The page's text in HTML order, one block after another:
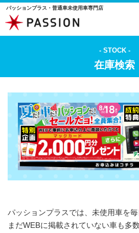
パッションプラス・普通車未使用車専門店
STOCK
在庫検索
パッションプラスでは、未使用車を毎
まだWEBに掲載されていない車も多